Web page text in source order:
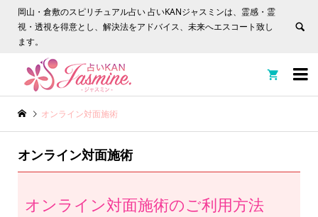
岡山・倉敷のスピリチュアル占い 占いKANジャスミンは、霊感・霊
視・透視を得意とし、解決法をアドバイス、未来へエスコート致し
ます。


オンライン対面施術
オンライン対面施術
オンライン対面施術のご利用方法